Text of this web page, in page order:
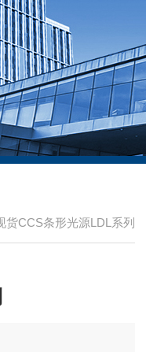
货CCS条形光源LDL系列